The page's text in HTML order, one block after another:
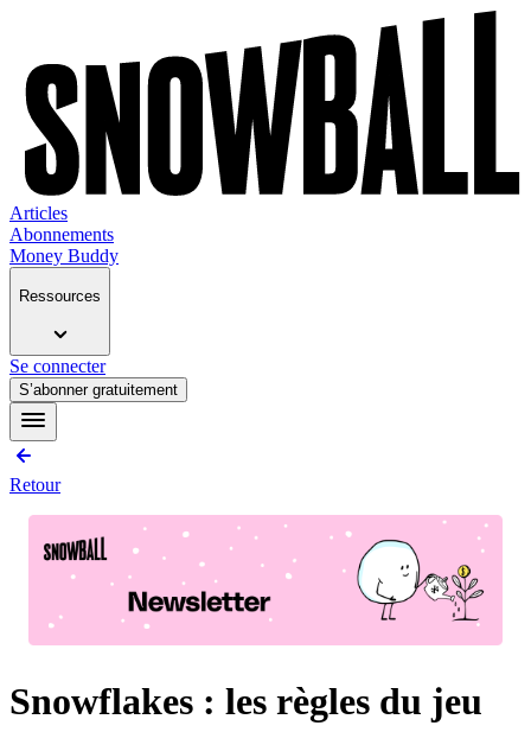
Articles
Abonnements
Money Buddy
Ressources
Se connecter
S’abonner gratuitement
Retour
Snowflakes : les règles du jeu